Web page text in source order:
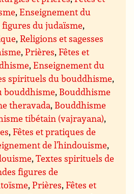
,Enseignement du
figures du judaïsme,
,Religions et sagesses
,Prières,Fêtes et
,Enseignement du
spirituels du bouddhisme,
bouddhisme, Bouddhisme
theravada, Bouddhisme
tibétain (vajrayana),
,Fêtes et pratiques de
de l’hindouisme,
,Textes spirituels de
figures de
,Prières,Fêtes et